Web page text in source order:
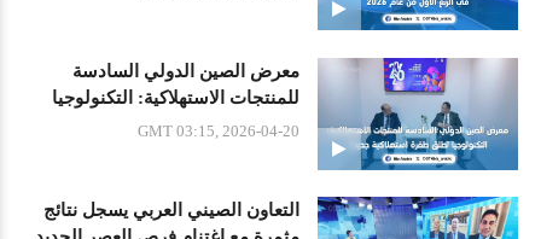
معرض الصين الدولي السادسة
للمنتجات الاستهلاكية: التكنولوجيا
تطلق طفرة استهلاكية جديدة
GMT 03:15, 2026-04-20
التعاون الصيني العربي يسجل نتائج